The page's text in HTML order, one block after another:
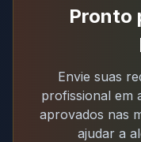
Pronto
Envie suas
profissional em
aprovados nas
ajudar a